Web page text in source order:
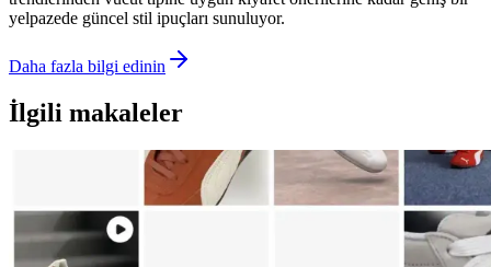
yelpazede güncel stil ipuçları sunuluyor.
Daha fazla bilgi edinin
İlgili makaleler